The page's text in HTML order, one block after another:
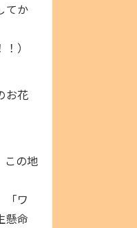
てか
）
お花
この地
「ワ
懸命